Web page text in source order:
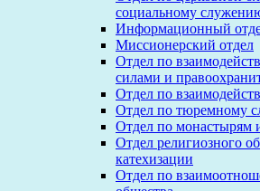
социальному
Информационный
Миссионерский отдел
Отдел по
силами и
Отдел по
Отдел по тюремному
Отдел по монастырям
Отдел религиозного
катехизации
Отдел по